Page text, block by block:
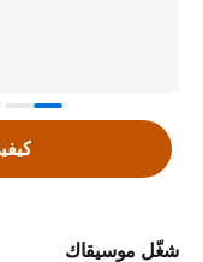
شغّل موسيقاك